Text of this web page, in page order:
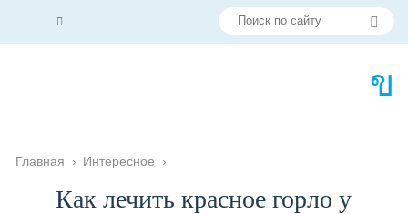
Главная › Интересное ›
Как лечить красное горло у